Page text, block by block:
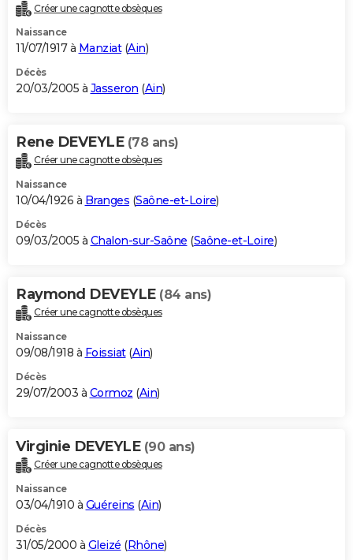
Créer une cagnotte obsèques
Naissance
11/07/1917 à Manziat(Ain)
Décès
20/03/2005 à Jasseron (Ain)
Rene DEVEYLE (78 ans)
Créer une cagnotte obsèques
Naissance
10/04/1926 à Branges (Saône-et-Loire)
Décès
09/03/2005 à Chalon-sur-Saône (Saône-et-Loire)
Raymond DEVEYLE (84 ans)
Créer une cagnotte obsèques
Naissance
09/08/1918 à Foissiat(Ain)
Décès
29/07/2003 à Cormoz (Ain)
Virginie DEVEYLE (90 ans)
Créer une cagnotte obsèques
Naissance
03/04/1910 à Guéreins (Ain)
Décès
31/05/2000 à Gleizé (Rhône)